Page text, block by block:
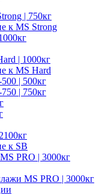
| 750кг
к MS Strong
| 1000кг
к MS Hard
| 500кг
| 750кг
к SB
PRO | 3000кг
MS PRO | 3000кг